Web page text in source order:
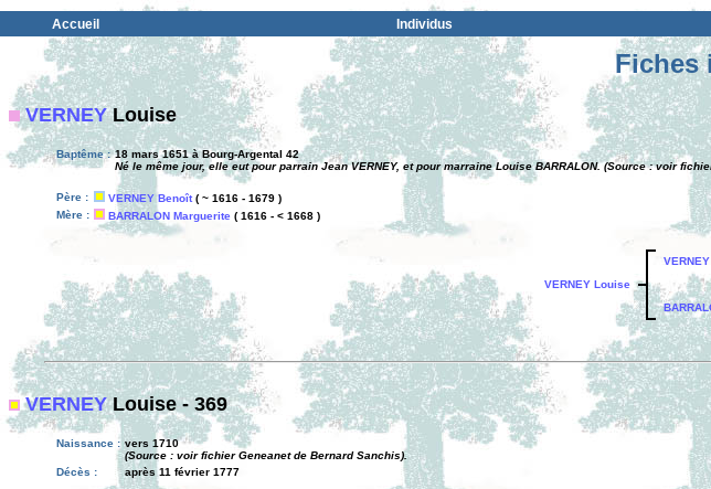
Accueil Individus
Fiches
VERNEYLouise
Baptême : 18 mars 1651 à Bourg-Argental 42
Né le même jour, elle eut pour parrain Jean VERNEY, et pour marraine Louise BARRALON. (Source : voir
Père : VERNEY Benoît( ~ 1616 - 1679 )
Mère :
BARRALON Marguerite ( 1616 - < 1668 )
VERNEY Louise
VERNEYLouise - 369
Naissance : vers 1710
(Source : voir fichier Geneanet de Bernard Sanchis).
Décès :
après 11 février 1777